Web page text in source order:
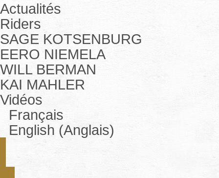
Actualités
Riders
SAGE KOTSENBURG
EERO NIEMELA
WILL BERMAN
KAI MAHLER
Vidéos
Français
English (Anglais)